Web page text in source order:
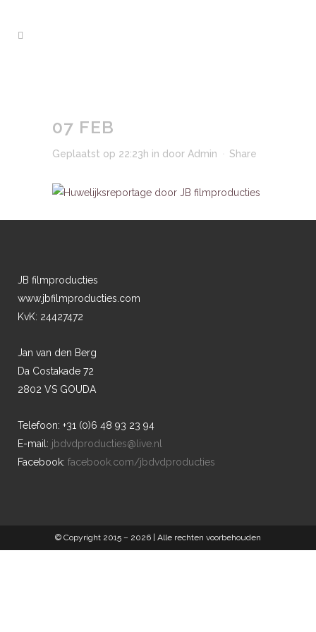
07 FEB
Geplaatst op 22:23h in door Admin Share
JB filmproducties
www.jbfilmproducties.com
KvK: 24427472
Jan van den Berg
Da Costakade 72
2802 VS GOUDA
Telefoon: +31 (0)6 48 93 23 94
E-mail: jbdvdproducties@live.nl
Facebook: facebook.com/jbdvdproducties
© Copyright 2015 – 2026 | Alle rechten voorbehouden